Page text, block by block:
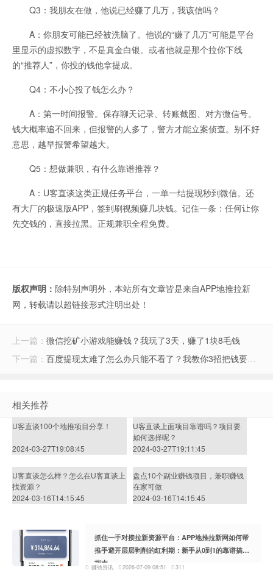
Q3：我朋友在做，他说已经赚了几万，我该信吗？
A：你朋友可能已经被洗脑了。他说的“赚了几万”可能是平台
里显示的虚拟数字，不是真金白银。或者他就是那个拉你下线
的“推荐人”，你投的钱他拿提成。
Q4：不小心投了钱怎么办？
A：第一时间报警。保存聊天记录、转账截图、对方微信号。
钱大概率追不回来，但报警的人多了，警方才能立案侦查。别不好
意思，越早报警希望越大。
Q5：想做兼职，有什么靠谱推荐？
A：U客直谈这类正规任务平台，一单一结提现秒到微信。还
有大厂的极速版APP，签到刷视频赚几块钱。记住一条：任何让你
先交钱的，直接拉黑。正规兼职全程免费。
版权声明： 除特别声明外，本站所有文章皆是来自APP地推拉新
网，转载请以超链接形式注明出处！
上一篇： 微信挖矿小游戏能赚钱？我玩了3天，赚了1块8毛钱
下一篇： 百度提现太难了怎么办只能不看了？我教你3招把钱要回来
相关推荐
U客直谈100个地推项目分享！
2024-03-27T19:08:45
U客直谈上面项目靠谱吗？项目要
如何选择呢？
2024-03-27T19:11:45
U客直谈怎么样？怎么在U客直谈上
找资源？
2024-03-16T14:15:45
盘点10个副业赚钱项目，兼职赚钱
在家可做
2024-03-16T14:15:45
抓住一手对接拉新资源平台：APP地推拉新网如何帮
推手避开层层剥削的红利期：新手从0到1的靠谱搞钱
指南
赚钱资讯 2026-07-09 08:51 311